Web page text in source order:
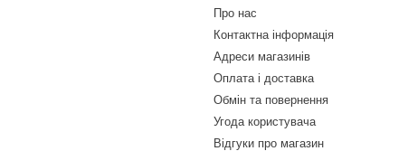
Про нас
Контактна інформація
Адреси магазинів
Оплата і доставка
Обмін та повернення
Угода користувача
Відгуки про магазин